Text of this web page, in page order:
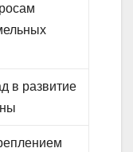
в развитие